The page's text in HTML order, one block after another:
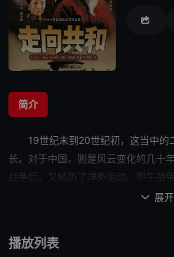
简介
19世纪末到20世纪初，这当中的
长。对于中国，则是风云变化的几十
战争后，又经历了洋务运动、甲午战
革命等。其中，中国结束了清朝的统
年的历史河流中，留下了许多亦正亦
 展开
播放列表